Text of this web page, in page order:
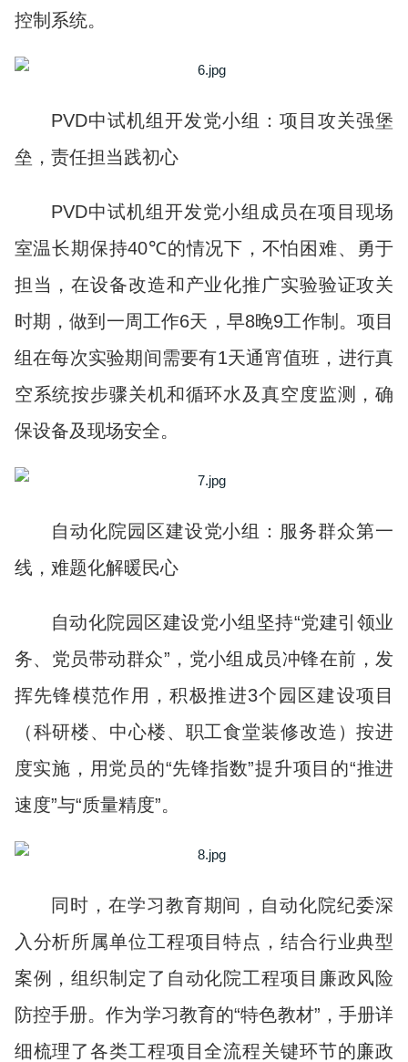
控制系统。
PVD中试机组开发党小组：项目攻关强堡
垒，责任担当践初心
PVD中试机组开发党小组成员在项目现场
室温长期保持40℃的情况下，不怕困难、勇于
担当，在设备改造和产业化推广实验验证攻关
时期，做到一周工作6天，早8晚9工作制。项目
组在每次实验期间需要有1天通宵值班，进行真
空系统按步骤关机和循环水及真空度监测，确
保设备及现场安全。
自动化院园区建设党小组：服务群众第一
线，难题化解暖民心
自动化院园区建设党小组坚持“党建引领业
务、党员带动群众”，党小组成员冲锋在前，发
挥先锋模范作用，积极推进3个园区建设项目
（科研楼、中心楼、职工食堂装修改造）按进
度实施，用党员的“先锋指数”提升项目的“推进
速度”与“质量精度”。
同时，在学习教育期间，自动化院纪委深
入分析所属单位工程项目特点，结合行业典型
案例，组织制定了自动化院工程项目廉政风险
防控手册。作为学习教育的“特色教材”，手册详
细梳理了各类工程项目全流程关键环节的廉政